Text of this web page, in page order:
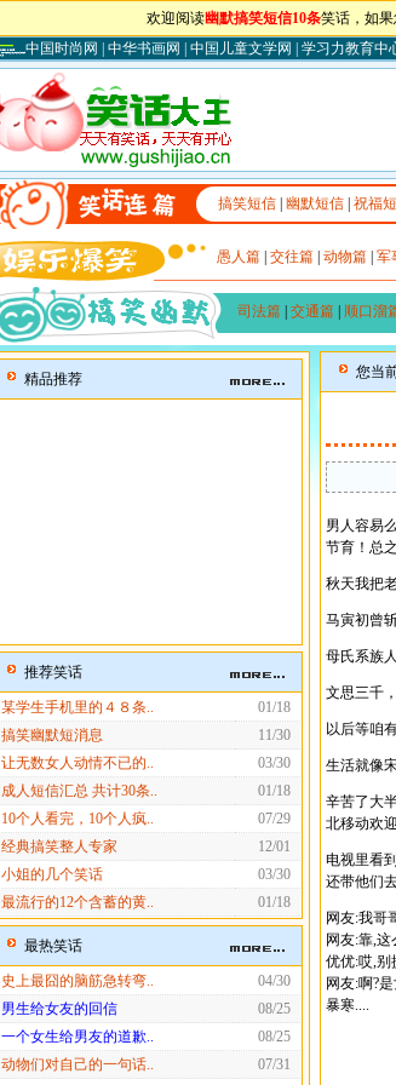
欢迎阅读幽默搞笑短信10条笑话，如
中国时尚网
中华书画网 中国儿童文学网 学习力教育中
搞笑短信 幽默短信 祝福
愚人篇 交往篇 动物篇 军
司法篇 交通篇 顺口溜
精品推荐
推荐笑话
某学生手机里的４８条..
01/18
搞笑幽默短消息
11/30
让无数女人动情不已的..
03/30
成人短信汇总 共计30条..
01/18
10个人看完，10个人疯..
07/29
经典搞笑整人专家
12/01
小姐的几个笑话
03/30
最流行的12个含蓄的黄.. 01/18
最热笑话
史上最囧的脑筋急转弯..
04/30
男生给女友的回信
08/25
一个女生给男友的道歉..
08/25
动物们对自己的一句话..
07/31
您当
男人容易
节育！总
秋天我把
马寅初曾
母氏系族
文思三千
以后等咱
生活就像
辛苦了大
北移动欢
电视里看
还带他们
网友:我哥
网友:靠,
优优:哎,别
网友:啊?
暴寒....